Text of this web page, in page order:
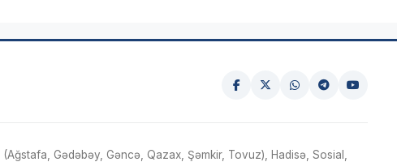
(Ağstafa, Gədəbəy, Gəncə, Qazax, Şəmkir, Tovuz), Hadisə, Sosial,